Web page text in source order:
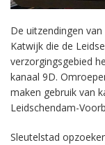
De uitzendingen
Katwijk die de
verzorgingsgebied
kanaal 9D.
maken gebruik van
Leidschendam-
Sleutelstad